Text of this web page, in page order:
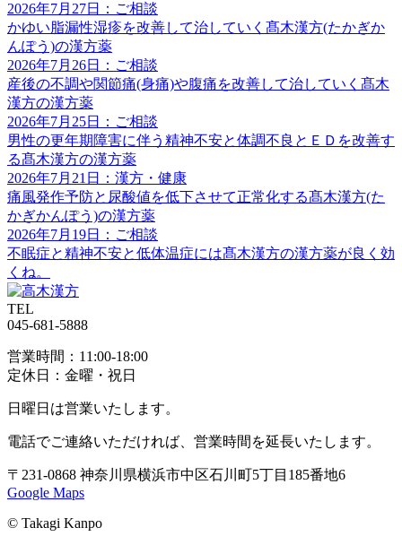
2026年7月27日：ご相談
かゆい脂漏性湿疹を改善して治していく髙木漢方(たかぎか
んぽう)の漢方薬
2026年7月26日：ご相談
産後の不調や関節痛(身痛)や腹痛を改善して治していく髙木
漢方の漢方薬
2026年7月25日：ご相談
男性の更年期障害に伴う精神不安と体調不良とＥＤを改善す
る髙木漢方の漢方薬
2026年7月21日：漢方・健康
痛風発作予防と尿酸値を低下させて正常化する髙木漢方(た
かぎかんぽう)の漢方薬
2026年7月19日：ご相談
不眠症と精神不安と低体温症には髙木漢方の漢方薬が良く効
くね。
TEL
045-681-5888
営業時間：11:00-18:00
定休日：金曜・祝日
日曜日は営業いたします。
電話でご連絡いただければ、 営業時間を延長いたします。
〒231-0868 神奈川県横浜市中区石川町5丁目185番地6
Google Maps
© Takagi Kanpo